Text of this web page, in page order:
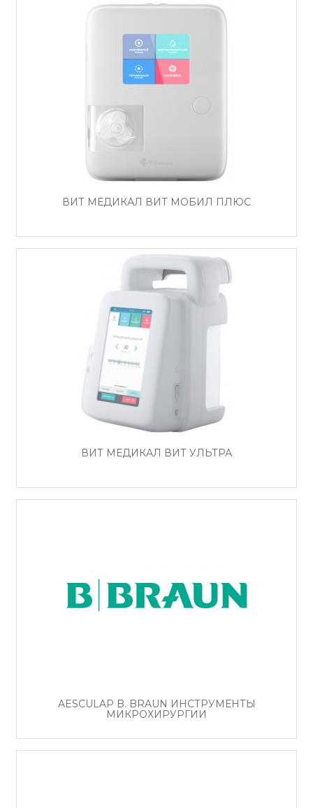
ВИТ МЕДИКАЛ ВИТ МОБИЛ ПЛЮС
ВИТ МЕДИКАЛ ВИТ УЛЬТРА
AESCULAP B. BRAUN ИНСТРУМЕНТЫ
МИКРОХИРУРГИИ